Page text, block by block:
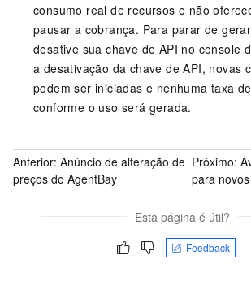
consumo real de recursos e não
pausar a cobrança. Para parar de
desative sua chave de API no console
a desativação da chave de API, novas
podem ser iniciadas e nenhuma taxa
conforme o uso será gerada.
Anterior: Anúncio de alteração de
preços do AgentBay
Próximo:
para
Esta página é útil?
Feedback